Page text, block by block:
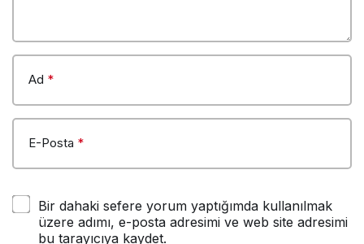
Ad *
E-Posta *
Bir dahaki sefere yorum yaptığımda kullanılmak
üzere adımı, e-posta adresimi ve web site adresimi
bu tarayıcıya kaydet.